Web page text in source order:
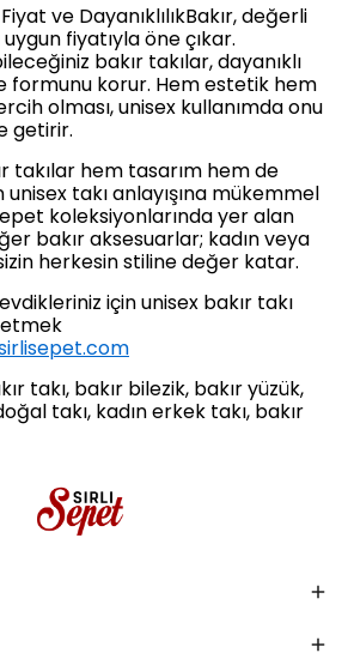
ve DayanıklılıkBakır, değerli
fiyatıyla öne çıkar.
bakır takılar, dayanıklı
formunu korur. Hem estetik hem
olması, unisex kullanımda onu
getirir.
takılar hem tasarım hem de
unisex takı anlayışına mükemmel
koleksiyonlarında yer alan
bakır aksesuarlar; kadın veya
herkesin stiline değer katar.
için unisex bakır takı
takı, bakır bilezik, bakır yüzük,
takı, kadın erkek takı, bakır